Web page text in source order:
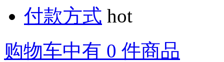
付款方式 hot
购物车中有 0 件商品